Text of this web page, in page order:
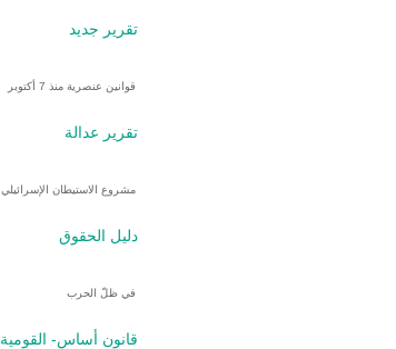
تقرير جديد
قوانين عنصرية منذ 7 أكتوبر
تقرير عدالة
مشروع الاستيطان الإسرائيلي
دليل الحقوق
في ظلّ الحرب
قانون أساس- القومية